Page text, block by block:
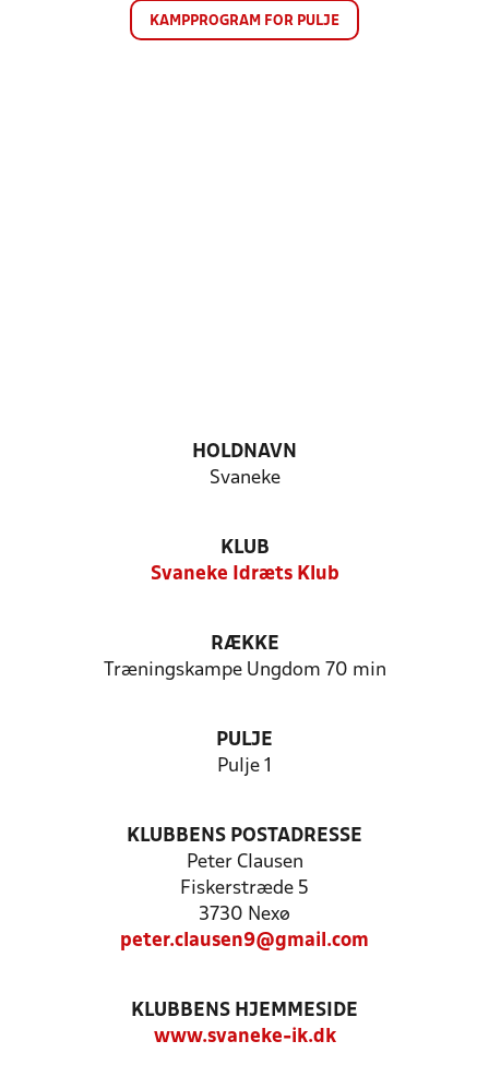
KAMPPROGRAM FOR PULJE
HOLDNAVN
Svaneke
KLUB
Svaneke Idræts Klub
RÆKKE
Træningskampe Ungdom 70 min
PULJE
Pulje 1
KLUBBENS POSTADRESSE
Peter Clausen
Fiskerstræde 5
3730 Nexø
peter.clausen9@gmail.com
KLUBBENS HJEMMESIDE
www.svaneke-ik.dk